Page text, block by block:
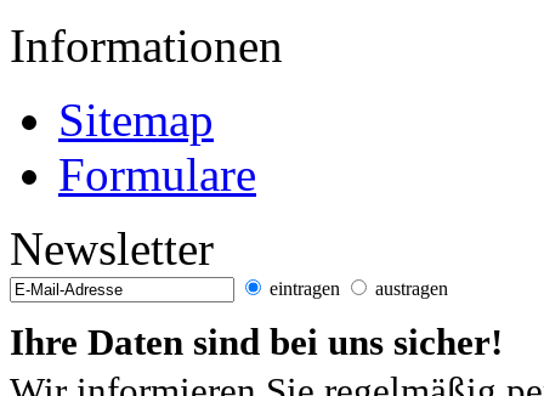
Informationen
Sitemap
Formulare
Newsletter
eintragen austragen
Ihre Daten sind bei uns sicher!